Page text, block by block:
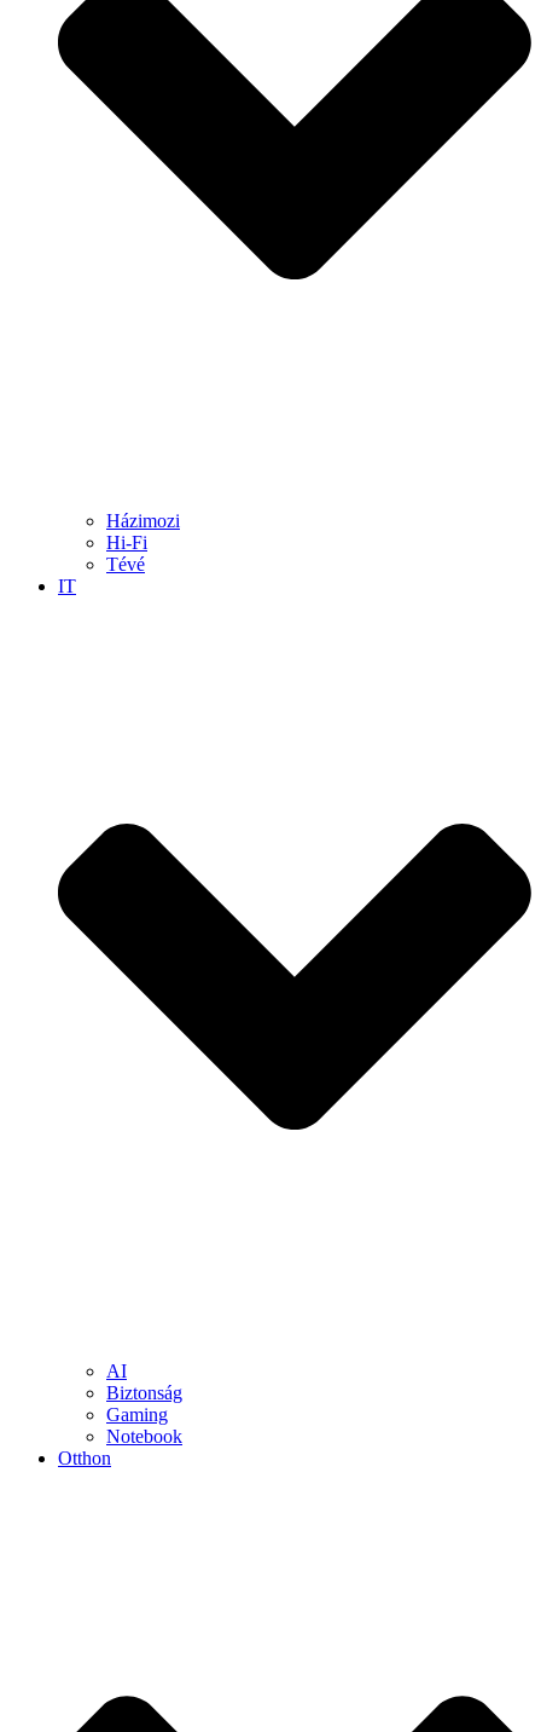
Házimozi
Hi-Fi
Tévé
IT
AI
Biztonság
Gaming
Notebook
Otthon